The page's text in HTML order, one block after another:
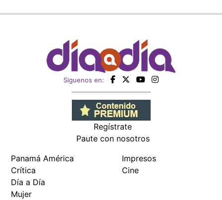
Siguenos en:
Regístrate
Paute con nosotros
Panamá América
Crítica
Día a Día
Mujer
Impresos
Cine